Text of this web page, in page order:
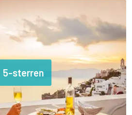
5-sterren